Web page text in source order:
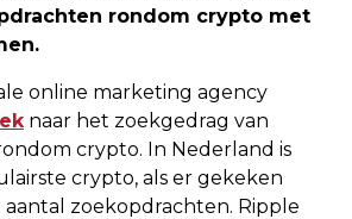
rondom crypto met
online marketing agency
naar het zoekgedrag van
crypto. In Nederland is
crypto, als er gekeken
zoekopdrachten. Ripple